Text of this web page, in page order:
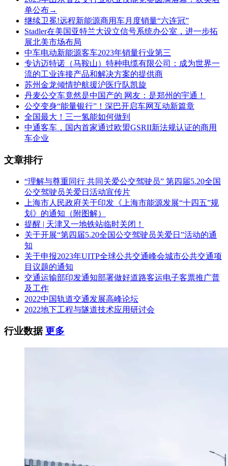
单公布→
继续卫冕!远程新能源商用车月度销量“六连冠”
Stadler在美国亚特兰大设立信号系统办公室，进一步拓
展北美市场布局
中车电动新能源客车2023年销量行业第三
专访迈特诺（马鞍山）特种电缆有限公司：成为世界一
流的工业连接产品和解决方案的提供商
苏州金龙倾情护航援沪医疗队凯旋
丹麦公交车竟然是中国产的 网友：是郑州的宇通！
公交变身“能量银行”！深巴开启车网互动新篇章
全国最大！三一氢能如何做到
中通客车，国内首家通过欧盟GSRII新法规认证的商用
车企业
文章排行
“理解与尊重同行 共同关爱公交驾驶员” 第四届5.20全国
公交驾驶员关爱日活动宣传片
上海市人民政府关于印发《上海市能源发展“十四五”规
划》的通知（附图解）
提醒 | 天津又一地铁站临时关闭！
关于开展“第四届5.20全国公交驾驶员关爱日”活动的通
知
关于申报2023年UITP全球公共交通峰会城市公共交通项
目议题的通知
交通运输部印发通知部署做好道路客运电子客票推广普
及工作
2022中国轨道交通发展高峰论坛
2022地下工程与隧道技术应用研讨会
行业数据更多